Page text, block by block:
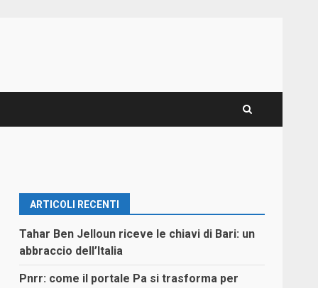
ARTICOLI RECENTI
Tahar Ben Jelloun riceve le chiavi di Bari: un
abbraccio dell’Italia
Pnrr: come il portale Pa si trasforma per